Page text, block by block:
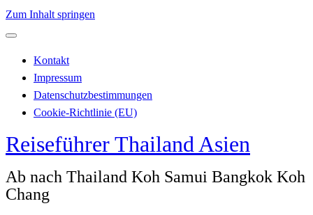
Zum Inhalt springen
Kontakt
Impressum
Datenschutzbestimmungen
Cookie-Richtlinie (EU)
Reiseführer Thailand Asien
Ab nach Thailand Koh Samui Bangkok Koh
Chang